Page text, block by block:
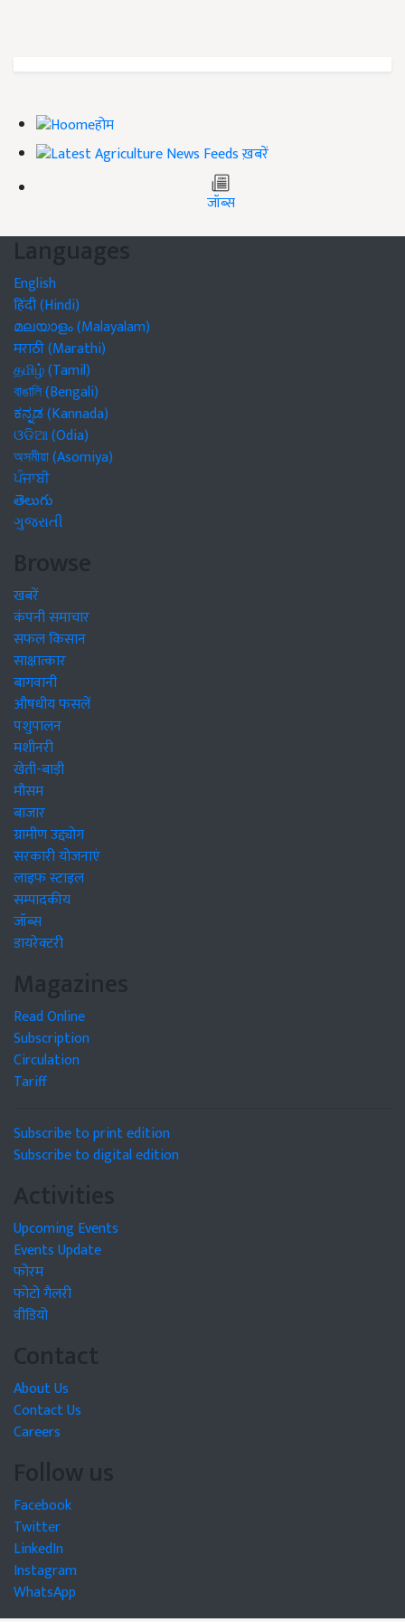
होम
ख़बरें
जॉब्स
Languages
English
हिंदी (Hindi)
മലയാളം (Malayalam)
मराठी (Marathi)
தமிழ் (Tamil)
বাঙালি (Bengali)
ಕನ್ನಡ (Kannada)
ଓଡିଆ (Odia)
অসমীয়া (Asomiya)
ਪੰਜਾਬੀ
తెలుగు
ગુજરાતી
Browse
खबरें
कंपनी समाचार
सफल किसान
साक्षात्कार
बागवानी
औषधीय फसलें
पशुपालन
मशीनरी
खेती-बाड़ी
मौसम
बाजार
ग्रामीण उद्द्योग
सरकारी योजनाएं
लाइफ स्टाइल
सम्पादकीय
जॉब्स
डायरेक्टरी
Magazines
Read Online
Subscription
Circulation
Tariff
Subscribe to print edition
Subscribe to digital edition
Activities
Upcoming Events
Events Update
फोरम
फोटो गैलरी
वीडियो
Contact
About Us
Contact Us
Careers
Follow us
Facebook
Twitter
LinkedIn
Instagram
WhatsApp